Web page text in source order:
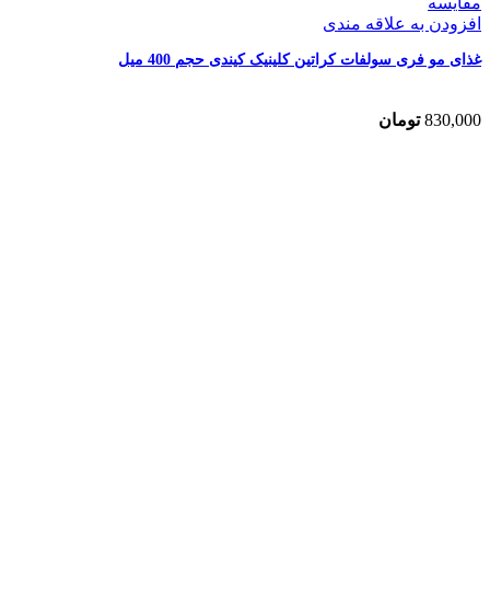
افزودن به علاقه مندی
غذای مو فری سولفات کراتین کلینیک کیندی حجم 400 میل
830,000 تومان